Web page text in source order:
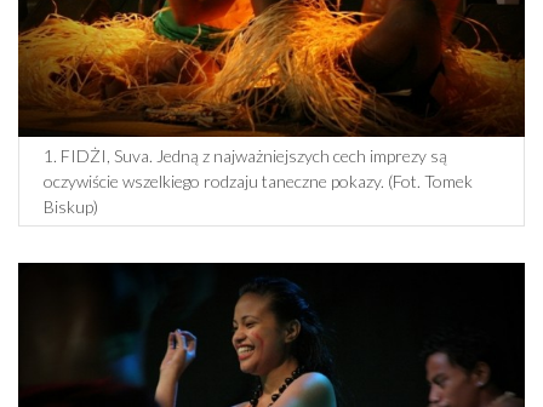
1. FIDŻI, Suva. Jedną z najważniejszych cech imprezy są
oczywiście wszelkiego rodzaju taneczne pokazy. (Fot. Tomek
Biskup)